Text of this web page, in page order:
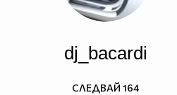
dj_bacardi
СЛЕДВАЙ 164